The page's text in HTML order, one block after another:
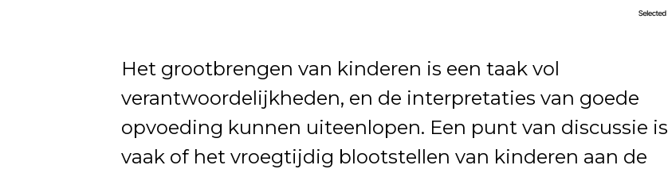
Het grootbrengen van kinderen is een taak vol
verantwoordelijkheden, en de interpretaties van goede
opvoeding kunnen uiteenlopen. Een punt van discussie is
vaak of het vroegtijdig blootstellen van kinderen aan de